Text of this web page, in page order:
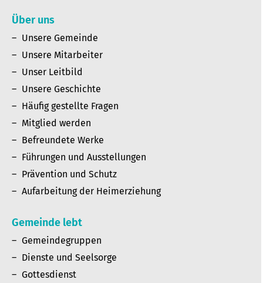
Über uns
Unsere Gemeinde
Unsere Mitarbeiter
Unser Leitbild
Unsere Geschichte
Häufig gestellte Fragen
Mitglied werden
Befreundete Werke
Führungen und Ausstellungen
Prävention und Schutz
Aufarbeitung der Heimerziehung
Gemeinde lebt
Gemeindegruppen
Dienste und Seelsorge
Gottesdienst